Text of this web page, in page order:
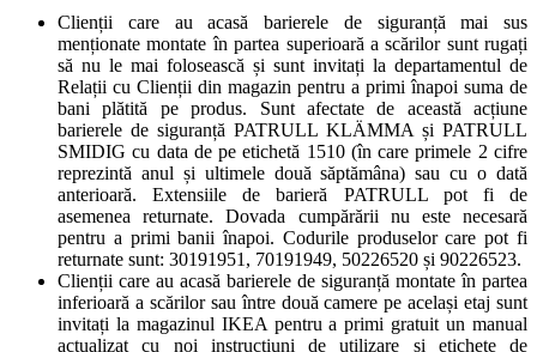
Clienții care au acasă barierele de siguranță mai sus
menționate montate în partea superioară a scărilor sunt rugați
să nu le mai folosească și sunt invitați la departamentul de
Relații cu Clienții din magazin pentru a primi înapoi suma de
bani plătită pe produs. Sunt afectate de această acțiune
barierele de siguranță PATRULL KLÄMMA și PATRULL
SMIDIG cu data de pe etichetă 1510 (în care primele 2 cifre
reprezintă anul și ultimele două săptămâna) sau cu o dată
anterioară. Extensiile de barieră PATRULL pot fi de
asemenea returnate. Dovada cumpărării nu este necesară
pentru a primi banii înapoi. Codurile produselor care pot fi
returnate sunt: 30191951, 70191949, 50226520 și 90226523.
Clienții care au acasă barierele de siguranță montate în partea
inferioară a scărilor sau între două camere pe același etaj sunt
invitați la magazinul IKEA pentru a primi gratuit un manual
actualizat cu noi instrucțiuni de utilizare și etichete de